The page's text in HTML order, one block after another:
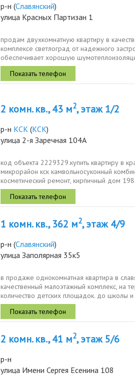
р-н (Славянский)
улица Красных Партизан 1
продам двухкомнатную квартиру в
комплексе светлоград от надежного
обеспечивает хорошую
красивая....
2 комн. кв., 43 м2, этаж 1/2
р-н КСК (КСК)
улица 2-я Заречная 104А
код объекта 2229329.купить квартиру в
микрорайон кск камвольносуконный
косметический ремонт, кирпичный дом
документов,...
1 комн. кв., 362 м2, этаж 4/9
р-н (Славянский)
улица Заполярная 35к5
в продаже однокомнатная квартира в
качественный малоэтажный комплекс, на
количество детских площадок. до школы
квартире...
2 комн. кв., 41 м2, этаж 5/6
р-н
улица Имени Сергея Есенина 108